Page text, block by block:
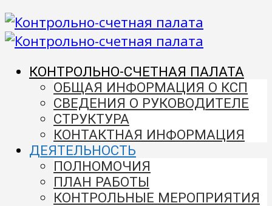
КОНТРОЛЬНО-СЧЕТНАЯ ПАЛАТА
ОБЩАЯ ИНФОРМАЦИЯ О КСП
СВЕДЕНИЯ О РУКОВОДИТЕЛЕ
СТРУКТУРА
КОНТАКТНАЯ ИНФОРМАЦИЯ
ДЕЯТЕЛЬНОСТЬ
ПОЛНОМОЧИЯ
ПЛАН РАБОТЫ
КОНТРОЛЬНЫЕ МЕРОПРИЯТИЯ